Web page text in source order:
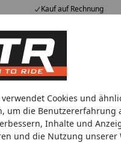
verwendet Cookies und
um die Benutzererfahrung
Inhalte und
und die Nutzung unserer
Kauf auf Rechnung
Zentralständer